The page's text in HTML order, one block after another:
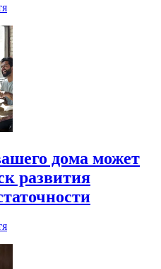
дома может
развития